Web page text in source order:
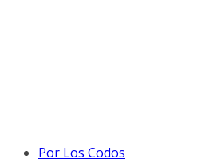
Por Los Codos